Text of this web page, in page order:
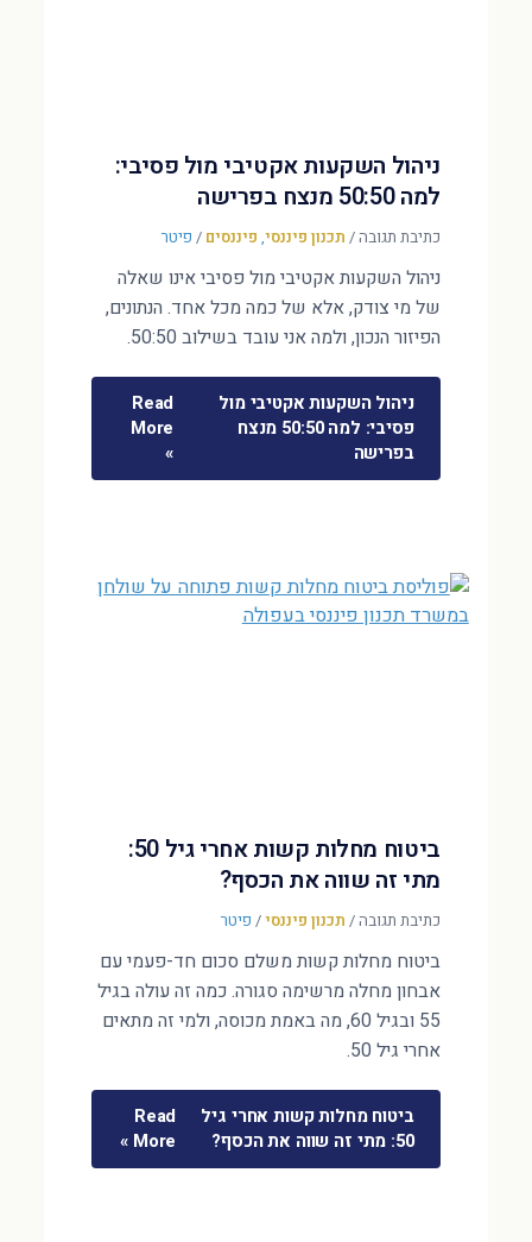
ניהול השקעות אקטיבי מול פסיבי:
למה 50:50 מנצח בפרישה
כתיבת תגובה/ תכנון פיננסי, פיננסים / פיטר
ניהול השקעות אקטיבי מול פסיבי אינו שאלה
של מי צודק, אלא של כמה מכל אחד. הנתונים,
הפיזור הנכון, ולמה אני עובד בשילוב 50:50.
ניהול השקעות אקטיבי מול
פסיבי: למה 50:50 מנצח
בפרישה
Read
More
»
ביטוח מחלות קשות אחרי גיל 50:
מתי זה שווה את הכסף?
כתיבת תגובה/ תכנון פיננסי/ פיטר
ביטוח מחלות קשות משלם סכום חד-פעמי עם
אבחון מחלה מרשימה סגורה. כמה זה עולה בגיל
55 ובגיל 60, מה באמת מכוסה, ולמי זה מתאים
אחרי גיל 50.
ביטוח מחלות קשות אחרי גיל
50: מתי זה שווה את הכסף?
Read
More »